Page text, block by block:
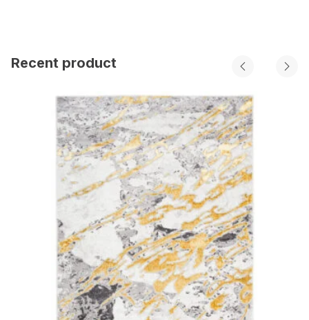
Recent product